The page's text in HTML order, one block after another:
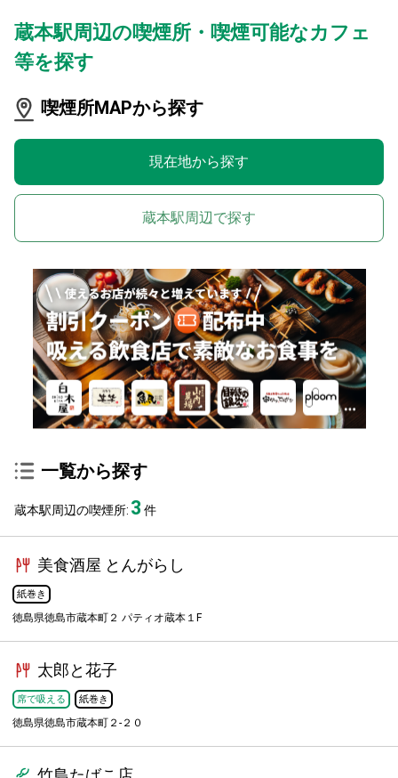
蔵本駅周辺の喫煙所・喫煙可能なカフェ
等を探す
喫煙所MAPから探す
現在地から探す
蔵本駅周辺で探す
一覧から探す
蔵本駅周辺の喫煙所: 3 件
美食酒屋 とんがらし
紙巻き
徳島県徳島市蔵本町２ パティオ蔵本１F
太郎と花子
席で吸える 紙巻き
徳島県徳島市蔵本町２-２０